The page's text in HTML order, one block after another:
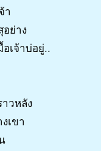
า
อย่าง
เจ้าบ่อยู่..
าวหลัง
เขา